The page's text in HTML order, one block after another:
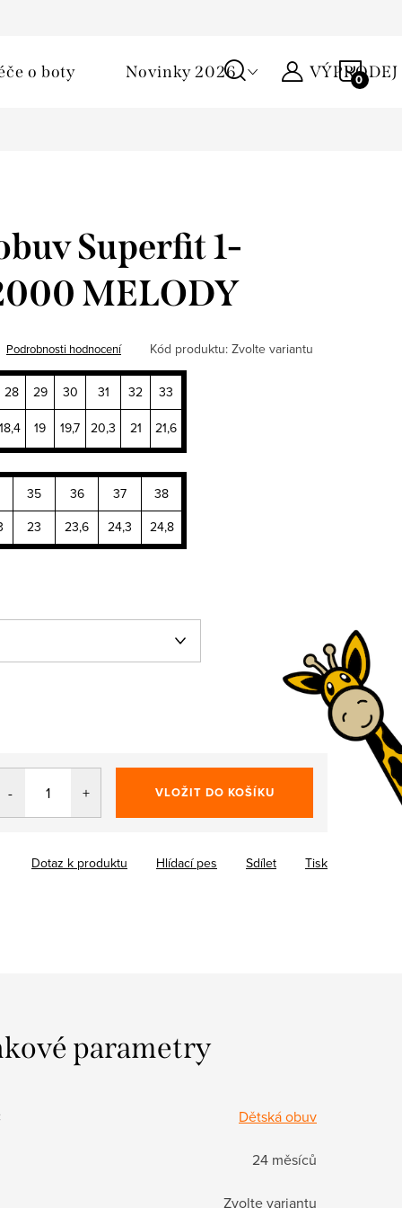
o boty Novinky 2026 VÝPRODEJ
Superfit 1-
MELODY
Podrobnosti hodnocení Kód produktu: Zvolte variantu
28 29 30 31 32
33
18,4 19 19,7 20,3 21 21,6
35 36 37
38
23 23,6 24,3
24,8
VLOŽIT DO KOŠÍKU
Tisk
Dotaz k produktu Hlídací pes Sdílet
parametry
Dětská obuv
24 měsíců
Zvolte variantu